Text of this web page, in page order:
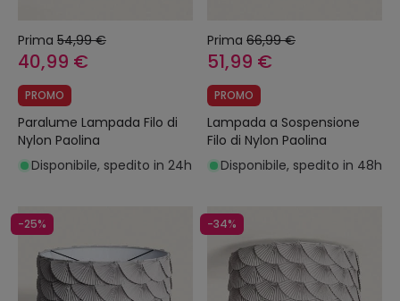
Prima 54,99 €
40,99 €
PROMO
Paralume Lampada Filo di
Nylon Paolina
Disponibile, spedito in 24h
Prima 66,99 €
51,99 €
PROMO
Lampada a Sospensione
Filo di Nylon Paolina
Disponibile, spedito in 48h
-25% -34%